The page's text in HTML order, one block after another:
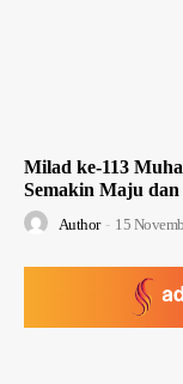
Milad ke-113
Semakin Maju
Author - 15